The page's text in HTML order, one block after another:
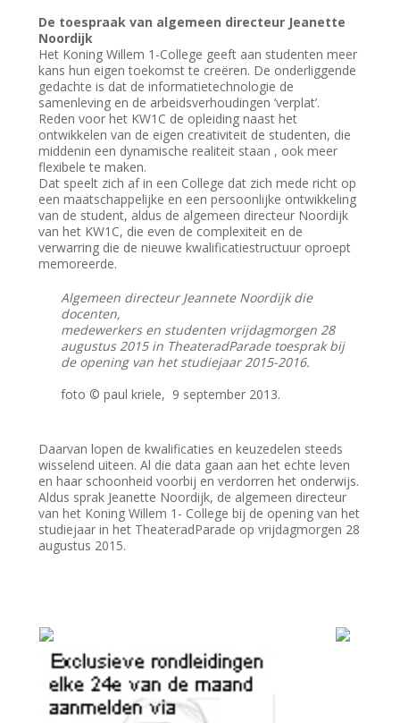
De toespraak van algemeen directeur Jeanette
Noordijk
Het Koning Willem 1-College geeft aan studenten meer
kans hun eigen toekomst te creëren. De onderliggende
gedachte is dat de informatietechnologie de
samenleving en de arbeidsverhoudingen ’verplat’.
Reden voor het KW1C de opleiding naast het
ontwikkelen van de eigen creativiteit de studenten, die
middenin een dynamische realiteit staan , ook meer
flexibele te maken.
Dat speelt zich af in een College dat zich mede richt op
een maatschappelijke en een persoonlijke ontwikkeling
van de student, aldus de algemeen directeur Noordijk
van het KW1C, die even de complexiteit en de
verwarring die de nieuwe kwalificatiestructuur oproept
memoreerde.
Algemeen directeur Jeannete Noordijk die
docenten,
medewerkers en studenten vrijdagmorgen 28
augustus 2015 in TheateradParade toesprak bij
de opening van het studiejaar 2015-2016.
foto © paul kriele, 9 september 2013.
Daarvan lopen de kwalificaties en keuzedelen steeds
wisselend uiteen. Al die data gaan aan het echte leven
en haar schoonheid voorbij en verdorren het onderwijs.
Aldus sprak Jeanette Noordijk, de algemeen directeur
van het Koning Willem 1- College bij de opening van het
studiejaar in het TheateradParade op vrijdagmorgen 28
augustus 2015.